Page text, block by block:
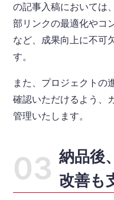
の記事入稿においては
部リンクの最適化やコ
など、成果向上に不可
す。
また、プロジェクトの
確認いただけるよう、
管理いたします。
納品後
改善も